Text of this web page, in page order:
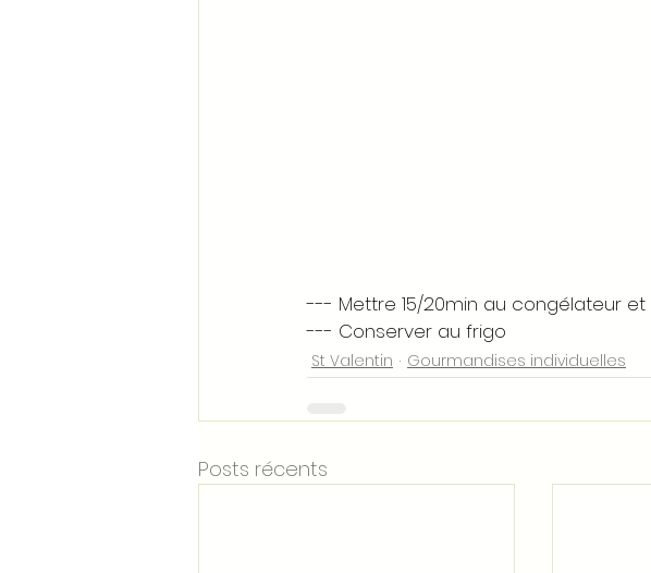
--- Mettre 15/20min au congélateur
--- Conserver au frigo
St Valentin Gourmandises individuelles
Posts récents